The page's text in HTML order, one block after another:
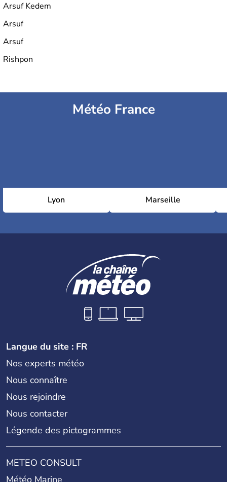
Arsuf Kedem
Arsuf
Arsuf
Rishpon
Météo France
Lyon Marseille
Langue du site : FR
Nos experts météo
Nous connaître
Nous rejoindre
Nous contacter
Légende des pictogrammes
METEO CONSULT
Météo Marine